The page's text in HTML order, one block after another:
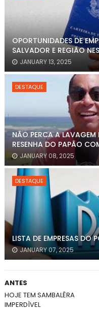
OPORTUNIDADES DE
SALVADOR E REGIÃO
JANUARY 13, 2025
DESTAQUE
NÃO PERCA A
RESENHA DO PAPÃO
JANUARY 08, 2025
DESTAQUE
LISTA DE EMPRESAS DO
JANUARY 07, 2025
ANTES
HOJE TEM SAMBALÊRA
IMPERDÌVEL